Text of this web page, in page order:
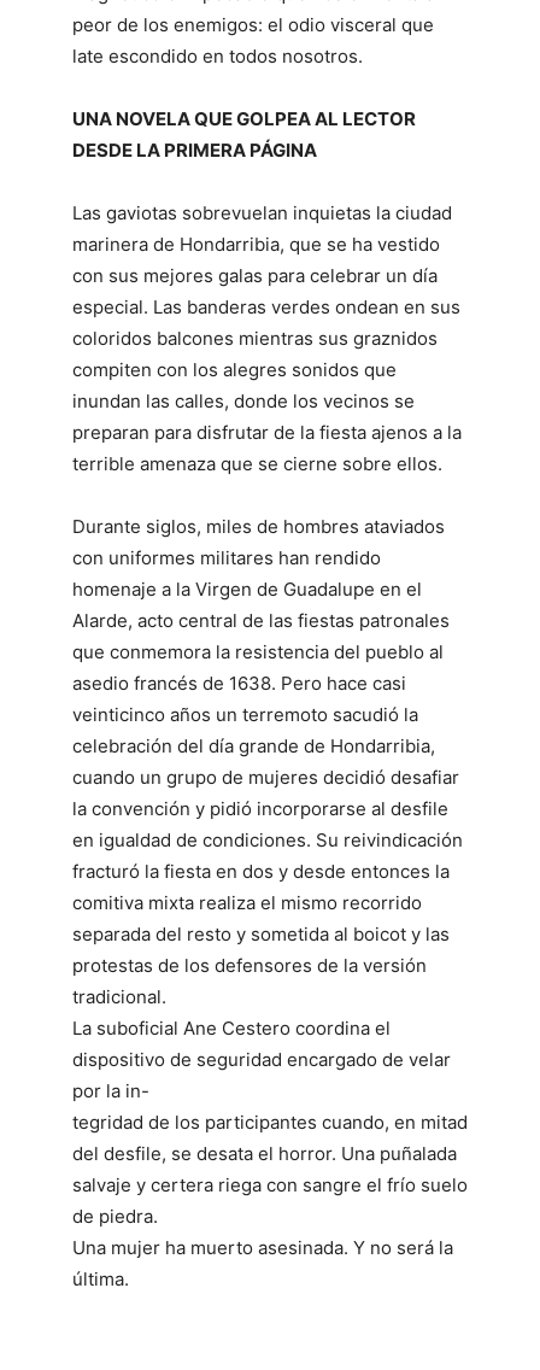
peor de los enemigos: el odio visceral que
late escondido en todos nosotros.
UNA NOVELA QUE GOLPEA AL LECTOR
DESDE LA PRIMERA PÁGINA
Las gaviotas sobrevuelan inquietas la ciudad
marinera de Hondarribia, que se ha vestido
con sus mejores galas para celebrar un día
especial. Las banderas verdes ondean en sus
coloridos balcones mientras sus graznidos
compiten con los alegres sonidos que
inundan las calles, donde los vecinos se
preparan para disfrutar de la fiesta ajenos a la
terrible amenaza que se cierne sobre ellos.
Durante siglos, miles de hombres ataviados
con uniformes militares han rendido
homenaje a la Virgen de Guadalupe en el
Alarde, acto central de las fiestas patronales
que conmemora la resistencia del pueblo al
asedio francés de 1638. Pero hace casi
veinticinco años un terremoto sacudió la
celebración del día grande de Hondarribia,
cuando un grupo de mujeres decidió desafiar
la convención y pidió incorporarse al desfile
en igualdad de condiciones. Su reivindicación
fracturó la fiesta en dos y desde entonces la
comitiva mixta realiza el mismo recorrido
separada del resto y sometida al boicot y las
protestas de los defensores de la versión
tradicional.
La suboficial Ane Cestero coordina el
dispositivo de seguridad encargado de velar
por la in-
tegridad de los participantes cuando, en mitad
del desfile, se desata el horror. Una puñalada
salvaje y certera riega con sangre el frío suelo
de piedra.
Una mujer ha muerto asesinada. Y no será la
última.